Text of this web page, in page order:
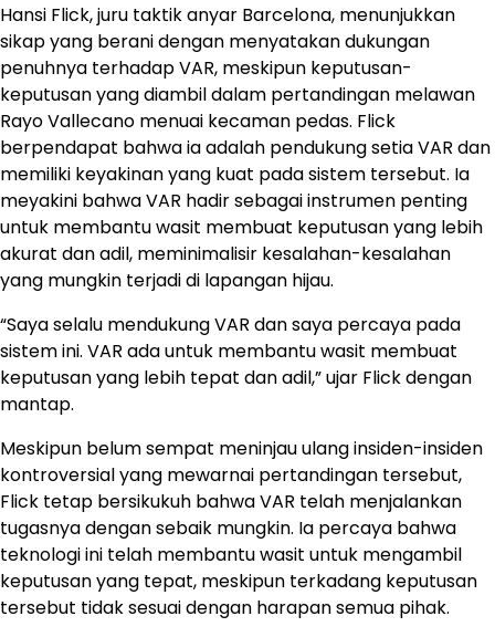
Hansi Flick, juru taktik anyar Barcelona, menunjukkan
sikap yang berani dengan menyatakan dukungan
penuhnya terhadap VAR, meskipun keputusan-
keputusan yang diambil dalam pertandingan melawan
Rayo Vallecano menuai kecaman pedas. Flick
berpendapat bahwa ia adalah pendukung setia VAR dan
memiliki keyakinan yang kuat pada sistem tersebut. Ia
meyakini bahwa VAR hadir sebagai instrumen penting
untuk membantu wasit membuat keputusan yang lebih
akurat dan adil, meminimalisir kesalahan-kesalahan
yang mungkin terjadi di lapangan hijau.
“Saya selalu mendukung VAR dan saya percaya pada
sistem ini. VAR ada untuk membantu wasit membuat
keputusan yang lebih tepat dan adil,” ujar Flick dengan
mantap.
Meskipun belum sempat meninjau ulang insiden-insiden
kontroversial yang mewarnai pertandingan tersebut,
Flick tetap bersikukuh bahwa VAR telah menjalankan
tugasnya dengan sebaik mungkin. Ia percaya bahwa
teknologi ini telah membantu wasit untuk mengambil
keputusan yang tepat, meskipun terkadang keputusan
tersebut tidak sesuai dengan harapan semua pihak.